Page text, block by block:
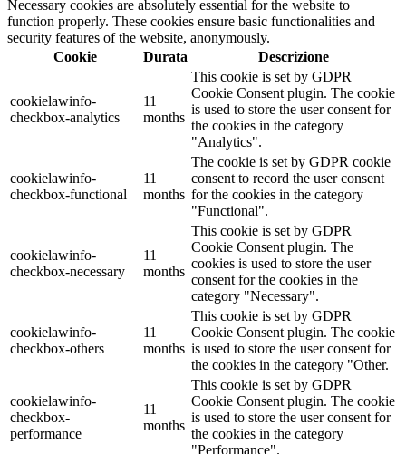
Necessary cookies are absolutely essential for the website to
function properly. These cookies ensure basic functionalities and
security features of the website, anonymously.
Cookie
Durata Descrizione
cookielawinfo-
checkbox-analytics
11
months
This cookie is set by GDPR
Cookie Consent plugin. The cookie
is used to store the user consent for
the cookies in the category
"Analytics".
cookielawinfo-
checkbox-functional
11
months
The cookie is set by GDPR cookie
consent to record the user consent
for the cookies in the category
"Functional".
cookielawinfo-
checkbox-necessary
11
months
This cookie is set by GDPR
Cookie Consent plugin. The
cookies is used to store the user
consent for the cookies in the
category "Necessary".
cookielawinfo-
checkbox-others
11
months
This cookie is set by GDPR
Cookie Consent plugin. The cookie
is used to store the user consent for
the cookies in the category "Other.
cookielawinfo-
checkbox-
performance
11
months
This cookie is set by GDPR
Cookie Consent plugin. The cookie
is used to store the user consent for
the cookies in the category
"Performance".